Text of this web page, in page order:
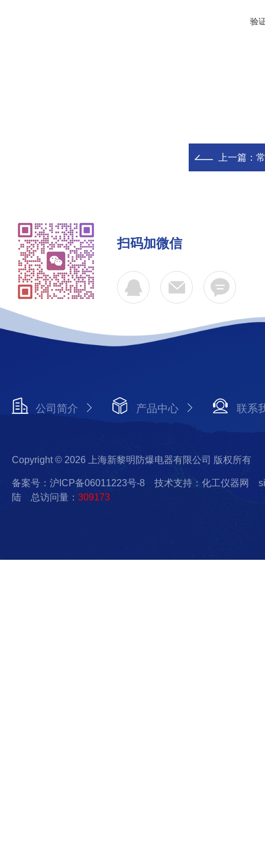
验
上一篇：
扫码加微信
公司简介 产品中心 联系
Copyright © 2026 上海新黎明防爆电器有限公司 版权所有
备案号：沪ICP备06011223号-8 技术支持：化工仪器网
陆 总访问量： 309173